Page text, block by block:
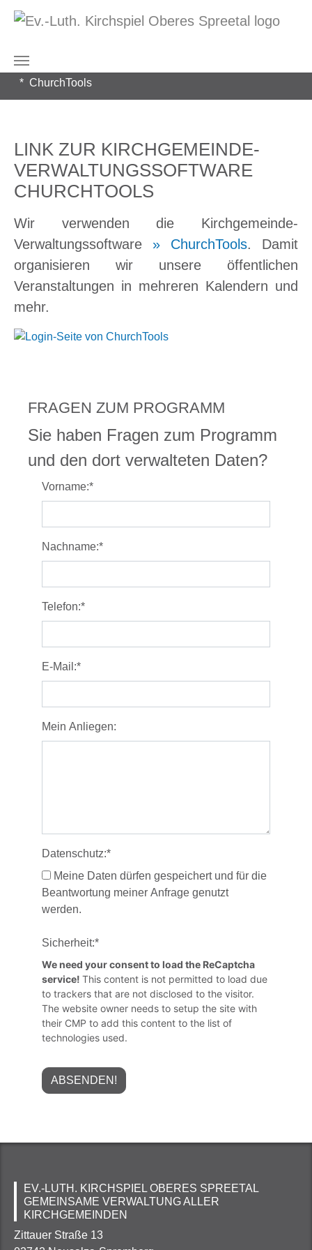
Zum Hauptinhalt springen
Sie sind hier:
Kirchspiel Oberes Spreetal
ChurchTools
LINK ZUR KIRCHGEMEINDE-
VERWALTUNGSSOFTWARE
CHURCHTOOLS
Wir verwenden die Kirchgemeinde-
Verwaltungssoftware » ChurchTools. Damit
organisieren wir unsere öffentlichen
Veranstaltungen in mehreren Kalendern und
mehr.
FRAGEN ZUM PROGRAMM
Sie haben Fragen zum Programm
und den dort verwalteten Daten?
Vorname:*
Nachname:*
Telefon:*
E-Mail:*
Mein Anliegen:
Datenschutz:*
Beantwortung meiner Anfrage genutzt
werden.
Sicherheit:*
We need your consent to load the ReCaptcha
service! This content is not permitted to load due
to trackers that are not disclosed to the visitor.
The website owner needs to setup the site with
their CMP to add this content to the list of
technologies used.
EV.-LUTH. KIRCHSPIEL OBERES SPREETAL
GEMEINSAME VERWALTUNG ALLER
KIRCHGEMEINDEN
Zittauer Straße 13